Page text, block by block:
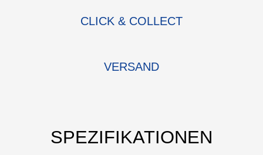
CLICK & COLLECT
VERSAND
SPEZIFIKATIONEN